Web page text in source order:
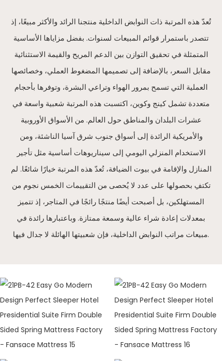
تُعدّ هذه المرتبة ذات النوابض الداخلية منتجنا الرائد والأكثر مبيعًا، إذ
تتصدر باستمرار قوائم المبيعات لسنوات. بفضل مزاياها الأساسية
المتمثلة في تحقيق التوازن بين الدعم المريح والقيمة الاستثنائية
مقابل السعر، بالإضافة إلى تصميمها المضغوط العملي، وخصائصها
العملية التي تسمح بمرور الهواء وتراعي البشرة، وتوفرها بأحجام
متعددة تشمل كينج وكوين، اكتسبت هذه المرتبة شعبية واسعة في
عشرات البلدان والمناطق حول العالم. من الأسواق الأوروبية
والأمريكية الرائدة إلى أسواق جنوب شرق آسيا الناشئة، ومن
الاستخدام المنزلي اليومي إلى سيناريوهات أساسية مثل تأجير
المنازل والإقامة في بيوت الضيافة، تُعدّ هذه المرتبة خيارًا شائعًا. لم
تكتفِ بحصولها على عدد لا يُحصى من التقييمات الخمس نجوم من
المستهلكين، بل أصبحت أيضًا منتجًا رائجًا في المتاجر، إذ تتميز
بمعدلات إعادة شراء عالية وسمعة ممتازة. وباعتبارها رائدة في
مبيعات مراتب النوابض الداخلية، فإن شعبيتها الهائلة لا جدال فيها.